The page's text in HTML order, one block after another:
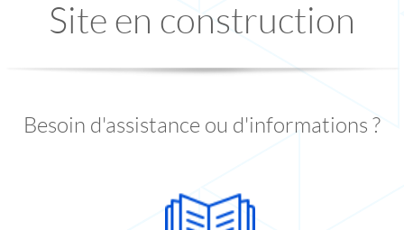
Site en construction
Besoin d'assistance ou d'informations ?